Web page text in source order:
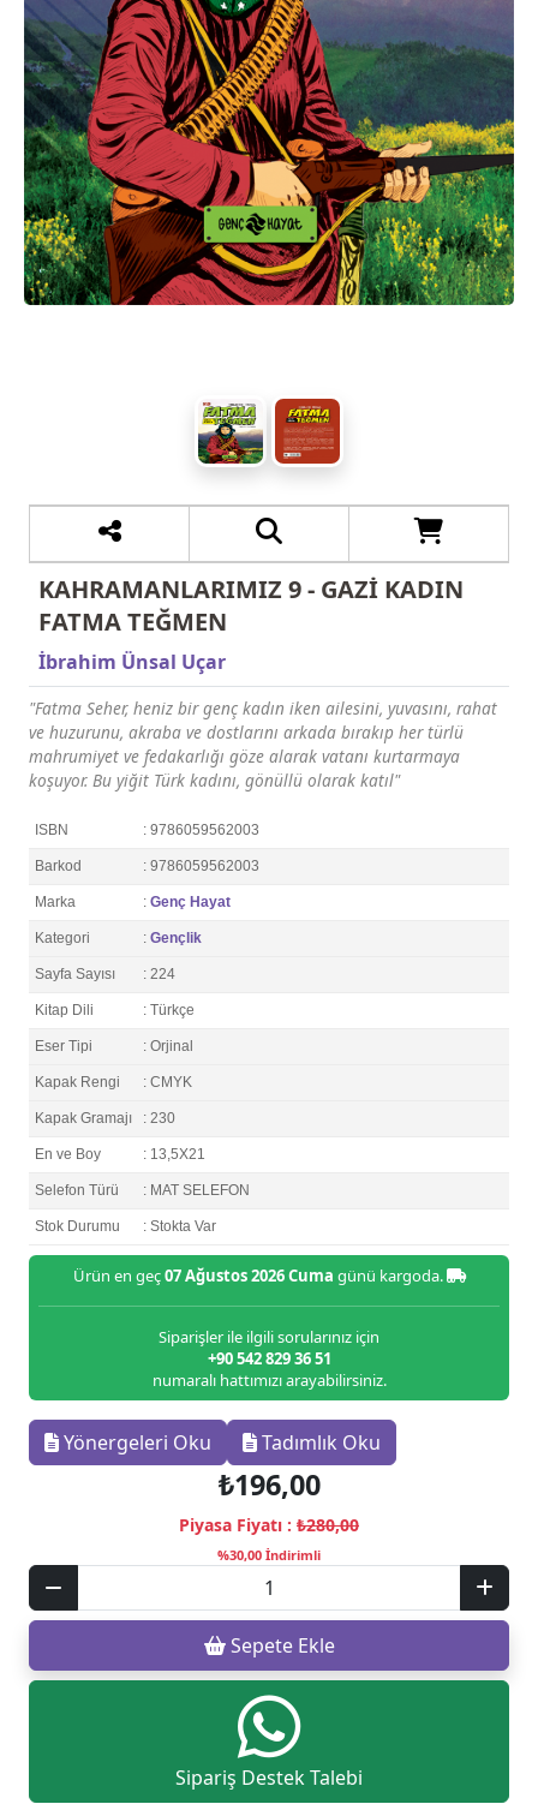
KAHRAMANLARIMIZ 9 - GAZİ KADIN
FATMA TEĞMEN
İbrahim Ünsal Uçar
"Fatma Seher, heniz bir genç kadın iken ailesini, yuvasını, rahat
ve huzurunu, akraba ve dostlarını arkada bırakıp her türlü
mahrumiyet ve fedakarlığı göze alarak vatanı kurtarmaya
koşuyor. Bu yiğit Türk kadını, gönüllü olarak katıl"
ISBN : 9786059562003
Barkod : 9786059562003
Marka : Genç Hayat
Kategori : Gençlik
Sayfa Sayısı : 224
Kitap Dili : Türkçe
Eser Tipi : Orjinal
Kapak Rengi : CMYK
Kapak Gramajı : 230
En ve Boy : 13,5X21
Selefon Türü : MAT SELEFON
Stok Durumu : Stokta Var
Ürün en geç07 Ağustos 2026 Cuma günü kargoda.
Siparişler ile ilgili sorularınız için
+90 542 829 36 51
numaralı hattımızı arayabilirsiniz.
Yönergeleri Oku Tadımlık Oku
₺196,00
Piyasa Fiyatı : ₺280,00
%30,00 İndirimli
Sepete Ekle
Sipariş Destek Talebi